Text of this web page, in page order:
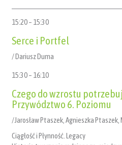
15:20 – 15:30
Serce i Portfel
/ Dariusz Duma
15:30 – 16:10
Czego do wzrostu
Przywództwo 6. Poziomu
/Jarosław Ptaszek, Agnieszka Ptaszek,
Ciągłość i Płynność. Legacy